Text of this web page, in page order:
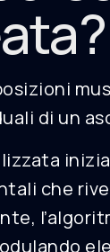
di un
che